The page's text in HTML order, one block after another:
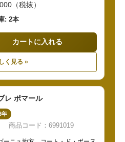
（税抜）
: 2本
カートに入れる
く見る »
レ ポマール
年
商品コード：6991019